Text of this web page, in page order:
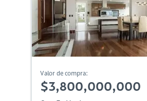
Valor de compra:
$3,800,000,000